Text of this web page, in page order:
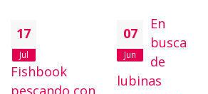
17
Jul
Fishbook
07
Jun
En
busca
de
lubinas